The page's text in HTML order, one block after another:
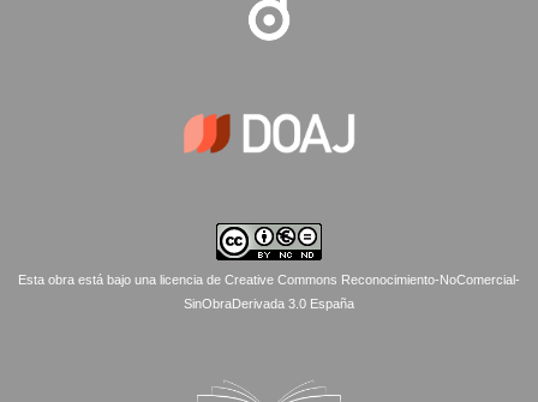
Esta obra está bajo una licencia de Creative Commons Reconocimiento-NoComercial-
SinObraDerivada 3.0 España